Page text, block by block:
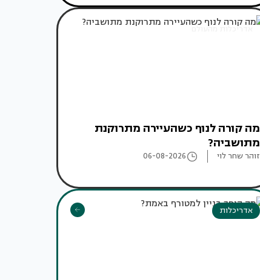
אדריכלות מהעולם
מה קורה לנוף כשהעיירה מתרוקנת
מתושביה?
זוהר שחר לוי 06-08-2026
אדריכלות